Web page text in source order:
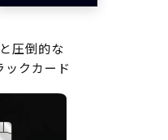
圧倒的な
クカード